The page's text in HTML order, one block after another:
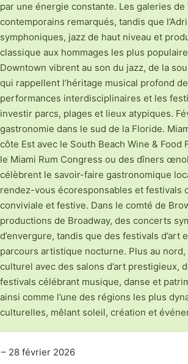
par une énergie constante. Les galeries
contemporains remarqués, tandis que
symphoniques, jazz de haut niveau et
classique aux hommages les plus
Downtown vibrent au son du jazz, de la
qui rappellent l’héritage musical profond
performances interdisciplinaires et les
investir parcs, plages et lieux atypiques.
gastronomie dans le sud de la Floride.
côte Est avec le South Beach Wine &
le Miami Rum Congress ou des dîners
célèbrent le savoir-faire gastronomique
rendez-vous écoresponsables et festivals
conviviale et festive. Dans le comté de
productions de Broadway, des concerts
d’envergure, tandis que des festivals
parcours artistique nocturne. Plus au
culturel avec des salons d’art prestigieux,
festivals célébrant musique, danse et
ainsi comme l’une des régions les plus
culturelles, mêlant soleil, création et
28 février 2026